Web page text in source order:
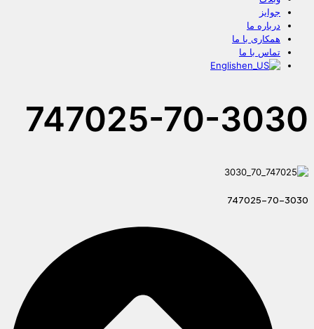
جوایز
درباره ما
همکاری با ما
تماس با ما
English
747025-70-3030
747025-70-3030